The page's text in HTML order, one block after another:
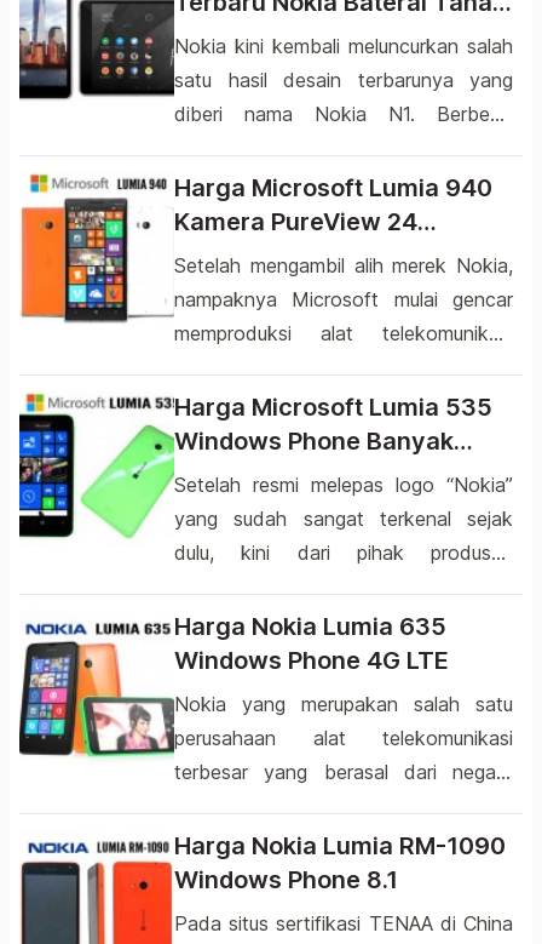
nama Microsoft Lumia 435. Sesuai
435 baru-baru ini melakukan
kunjungan ke FCC dan telah di
sertifikasi di […]
Lama
Nokia kini kembali meluncurkan salah
satu hasil desain terbarunya yang
diberi nama Nokia N1. Berbeda
terdahulu, kini produsen asal negara
Finlandia tersebut menghadirkan
sangat cantik yang mampu membuat
siapa saja yang melihatnya langsung
jatuh hati. Hadir dengan beberapa
menawarkan harga yang sangat […]
Harga Microsoft Lumia 940
Kamera PureView 24
Megapiksel
Setelah mengambil alih merek Nokia,
nampaknya Microsoft mulai gencar
memproduksi alat telekomunikasi
pecinta smartphone dimana pun
berada. Jika sebelumnya kita
merupakan hasil rancangan pertama
yang menggunakan merek
“Microsoft” yang akan diluncurkan
kini produsen dalam hal ini “Nokia”
merancang sebuah smartphone […]
Harga Microsoft Lumia 535
Windows Phone Banyak
Warna
Setelah resmi melepas logo “Nokia”
yang sudah sangat terkenal sejak
dulu, kini dari pihak produsen
telekomunikasi yang diberi nama
Lumia 535 yang merupakan
merek Microsoft. Menurut informasi,
Microsoft Lumia 535 akan dirilis pada
tanggal 11 November 2014
beberapa hasil produksi dari Nokia
sebelumnya, smartphone […]
Harga Nokia Lumia 635
Windows Phone 4G LTE
Nokia yang merupakan salah satu
perusahaan alat telekomunikasi
terbesar yang berasal dari negara
kehabisan akal dalam merancang
sebuah perangkat komunikasi yang
Harga Nokia Lumia RM-1090
Windows Phone 8.1
Pada situs sertifikasi TENAA di China